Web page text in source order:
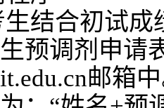
结合初试
预调剂申请
邮箱